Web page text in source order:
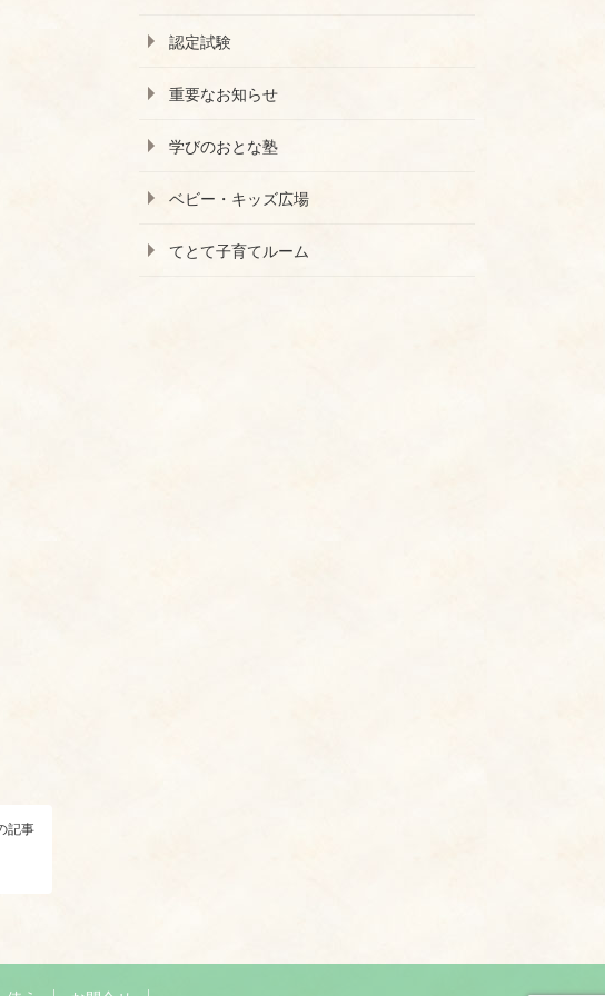
記事
認定試験
重要なお知らせ
学びのおとな塾
ベビー・キッズ広場
てとて子育てルーム